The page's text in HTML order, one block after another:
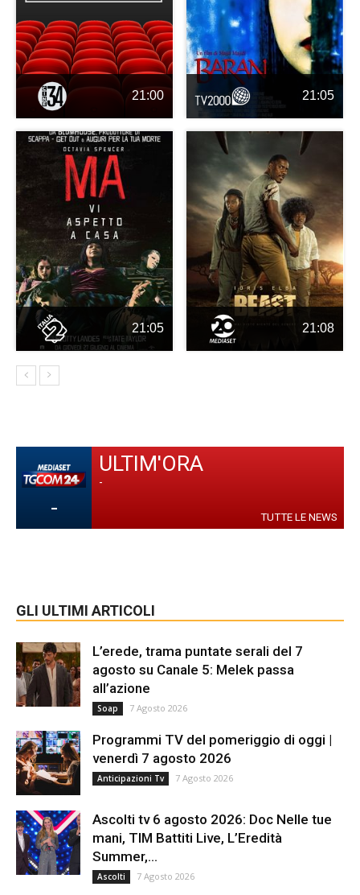
21:00 21:05
21:05 21:08
-
ULTIM'ORA
-
TUTTE LE NEWS
GLI ULTIMI ARTICOLI
L’erede, trama puntate serali del 7
agosto su Canale 5: Melek passa
all’azione
Soap 7 Agosto 2026
Programmi TV del pomeriggio di oggi |
venerdì 7 agosto 2026
Anticipazioni Tv 7 Agosto 2026
Ascolti tv 6 agosto 2026: Doc Nelle tue
mani, TIM Battiti Live, L’Eredità
Summer,...
Ascolti 7 Agosto 2026